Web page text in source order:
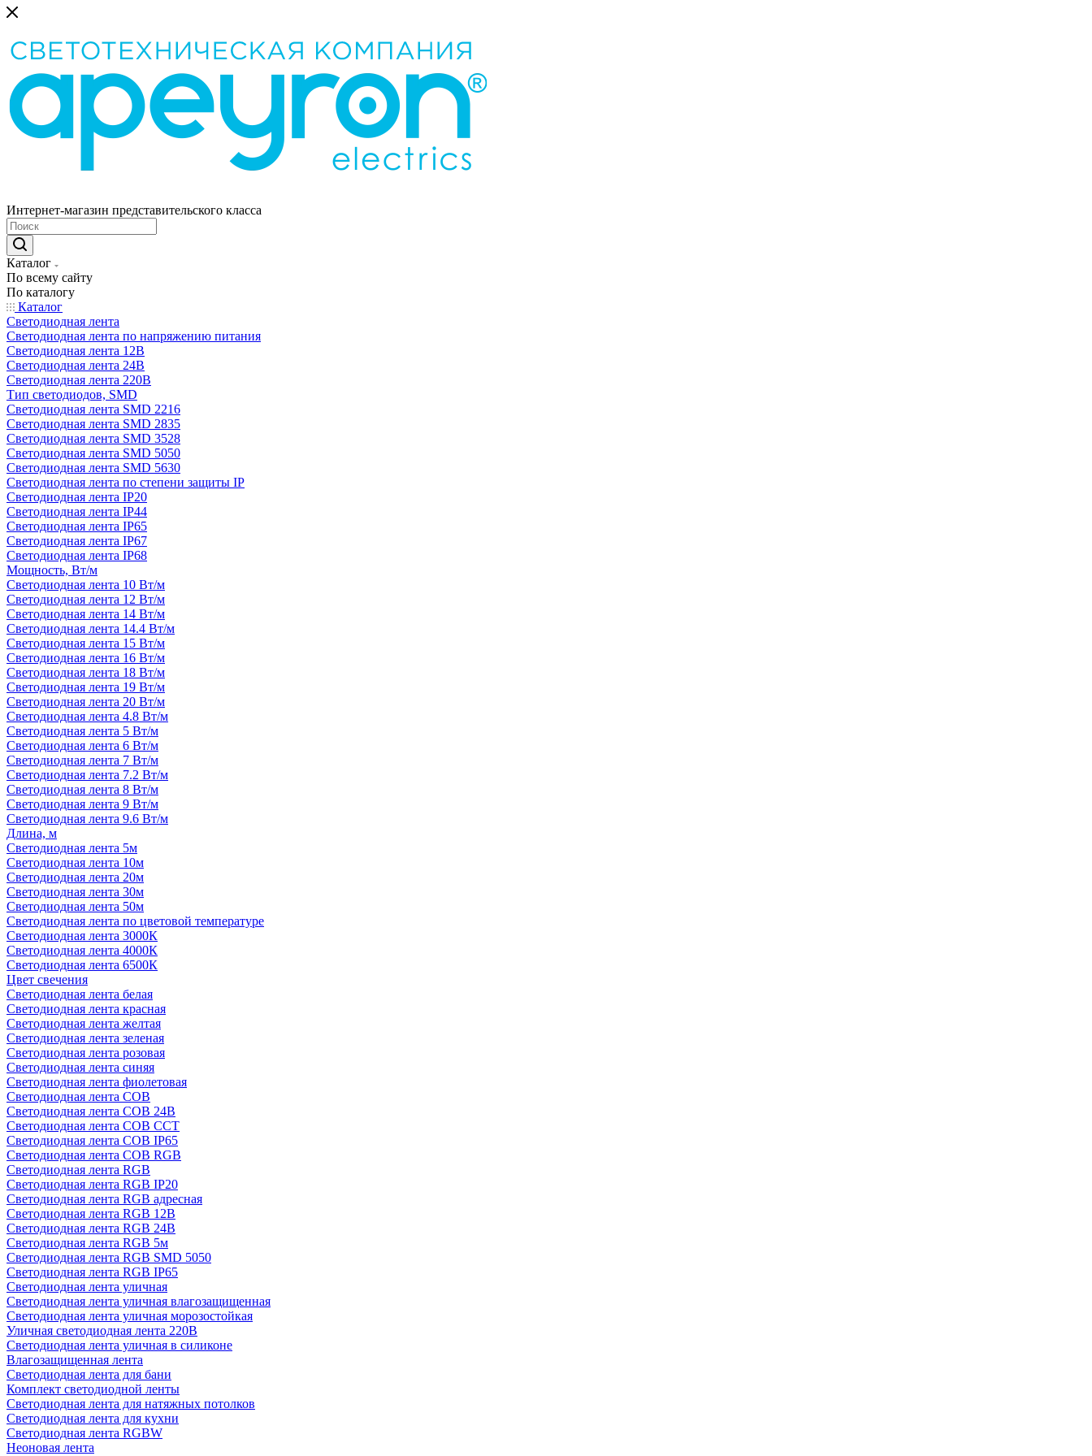
Интернет-магазин представительского класса
Каталог
По всему сайту
По каталогу
Каталог
Светодиодная лента
Светодиодная лента по напряжению питания
Светодиодная лента 12В
Светодиодная лента 24В
Светодиодная лента 220В
Тип светодиодов, SMD
Cветодиодная лента SMD 2216
Светодиодная лента SMD 2835
Светодиодная лента SMD 3528
Светодиодная лента SMD 5050
Светодиодная лента SMD 5630
Светодиодная лента по степени защиты IP
Светодиодная лента IP20
Светодиодная лента IP44
Светодиодная лента IP65
Светодиодная лента IP67
Светодиодная лента IP68
Мощность, Вт/м
Светодиодная лента 10 Вт/м
Светодиодная лента 12 Вт/м
Светодиодная лента 14 Вт/м
Светодиодная лента 14.4 Вт/м
Светодиодная лента 15 Вт/м
Светодиодная лента 16 Вт/м
Светодиодная лента 18 Вт/м
Светодиодная лента 19 Вт/м
Светодиодная лента 20 Вт/м
Светодиодная лента 4.8 Вт/м
Светодиодная лента 5 Вт/м
Светодиодная лента 6 Вт/м
Светодиодная лента 7 Вт/м
Светодиодная лента 7.2 Вт/м
Светодиодная лента 8 Вт/м
Светодиодная лента 9 Вт/м
Светодиодная лента 9.6 Вт/м
Длина, м
Светодиодная лента 5м
Светодиодная лента 10м
Светодиодная лента 20м
Светодиодная лента 30м
Светодиодная лента 50м
Светодиодная лента по цветовой температуре
Светодиодная лента 3000К
Светодиодная лента 4000К
Светодиодная лента 6500К
Цвет свечения
Светодиодная лента белая
Светодиодная лента красная
Светодиодная лента желтая
Светодиодная лента зеленая
Светодиодная лента розовая
Светодиодная лента синяя
Светодиодная лента фиолетовая
Светодиодная лента COB
Светодиодная лента COB 24В
Светодиодная лента COB CCT
Светодиодная лента COB IP65
Светодиодная лента COB RGB
Светодиодная лента RGB
Светодиодная лента RGB IP20
Светодиодная лента RGB адресная
Светодиодная лента RGB 12В
Светодиодная лента RGB 24В
Светодиодная лента RGB 5м
Светодиодная лента RGB SMD 5050
Светодиодная лента RGB IP65
Светодиодная лента уличная
Светодиодная лента уличная влагозащищенная
Светодиодная лента уличная морозостойкая
Уличная светодиодная лента 220В
Светодиодная лента уличная в силиконе
Влагозащищенная лента
Светодиодная лента для бани
Комплект светодиодной ленты
Светодиодная лента для натяжных потолков
Светодиодная лента для кухни
Светодиодная лента RGBW
Неоновая лента